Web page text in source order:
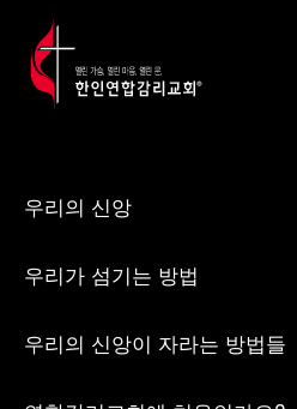
우리의 신앙
우리가 섬기는 방법
우리의 신앙이 자라는 방법들